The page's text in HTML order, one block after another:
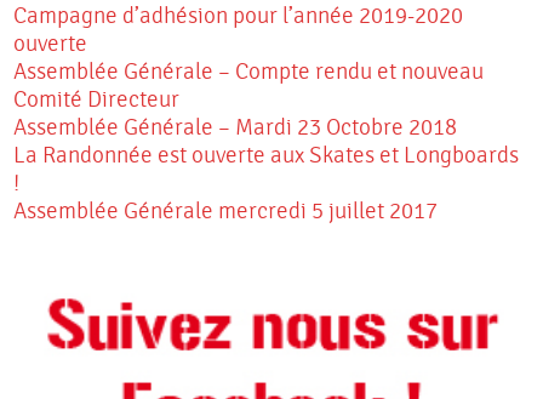
Campagne d’adhésion pour l’année 2019-2020
ouverte
Assemblée Générale – Compte rendu et nouveau
Comité Directeur
Assemblée Générale – Mardi 23 Octobre 2018
La Randonnée est ouverte aux Skates et Longboards
!
Assemblée Générale mercredi 5 juillet 2017